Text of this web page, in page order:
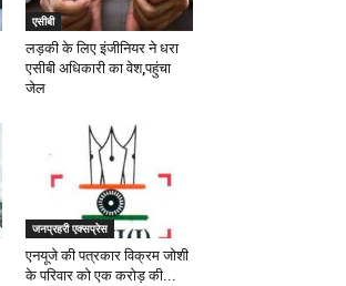
एसीबी
लड़की के लिए इंजीनियर ने धरा
एसीबी अधिकारी का वेश,पहुंचा
जेल
जनप्रहरी एक्सप्रेस
एनयूजे की पत्रकार विक्रम जोशी
के परिवार को एक करोड़ की...